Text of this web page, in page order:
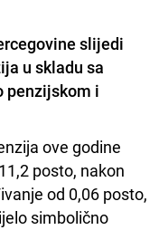
slijedi
u skladu sa
penzijskom i
ove godine
posto, nakon
od 0,06 posto,
simbolično